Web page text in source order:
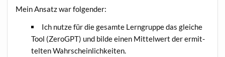
Mein Ansatz war folgender:
Ich nut­ze für die gesam­te Lern­grup­pe das glei­che
Tool (ZeroGPT) und bil­de einen Mit­tel­wert der ermit­
tel­ten Wahrscheinlichkeiten.